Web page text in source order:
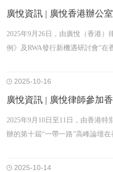
2025年9月26日，由廣悅（香港）
例》及RWA發行新機遇研討會”
深入探討與交流。
2025-10-16
廣悅資訊 | 廣悅律師參加
2025年9月10日至11日，由香港
辦的第十屆“一帶一路”高峰論壇
2025-10-14